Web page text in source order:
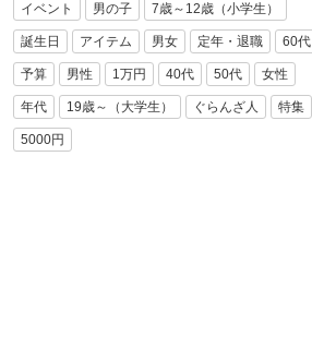
イベント 男の子 7歳～12歳（小学生）
誕生日 アイテム 男女 定年・退職 60代
予算 男性 1万円 40代 50代 女性
年代 19歳～（大学生） ぐらんざ人 特集
5000円